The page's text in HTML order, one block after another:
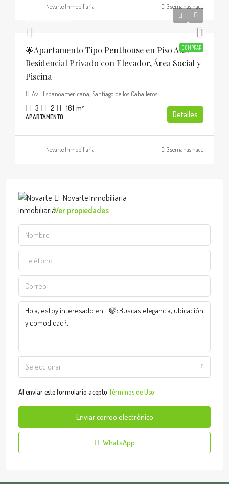
Novarte Inmobiliaria 3 semanas hace
COMPRAR
🌟Apartamento Tipo Penthouse en Piso Alto
Residencial Privado con Elevador, Área Social y
Piscina
Av. Hispanoamericana, Santiago de los Caballeros
3 2 161 m²
APARTAMENTO Detalles
Novarte Inmobiliaria 3 semanas hace
Novarte Inmobiliaria
Ver propiedades
Seleccionar
Al enviar este formulario acepto Términos de Uso
Enviar correo electrónico
WhatsApp